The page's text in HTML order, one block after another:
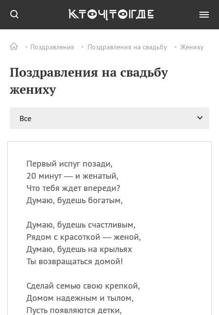
Поздравления Поздравления на свадьбу Жениху
Поздравления на свадьбу
жениху
Все
Первый испуг позади,
20 минут — и женатый,
Что тебя ждет впереди?
Думаю, будешь богатым,
Думаю, будешь счастливым,
Рядом с красоткой — женой,
Думаю, будешь на крыльях
Ты возвращаться домой!
Сделай семью свою крепкой,
Домом надежным и тылом,
Пусть появляются детки,
ПРАЗДНИКИ Все
09.08 День памяти жертв
атомной
день
09.08
Сегодня празднуют именины
Сергей
Посмотреть значение
происхождение